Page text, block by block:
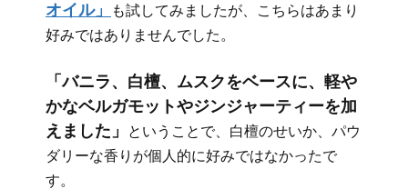
オイル」
も試してみましたが、こちらはあまり
好みではありませんでした。
「バニラ、白檀、ムスクをベースに、軽や
かなベルガモットやジンジャーティーを加
えました」
ということで、白檀のせいか、パウ
ダリーな香りが個人的に好みではなかったで
す。